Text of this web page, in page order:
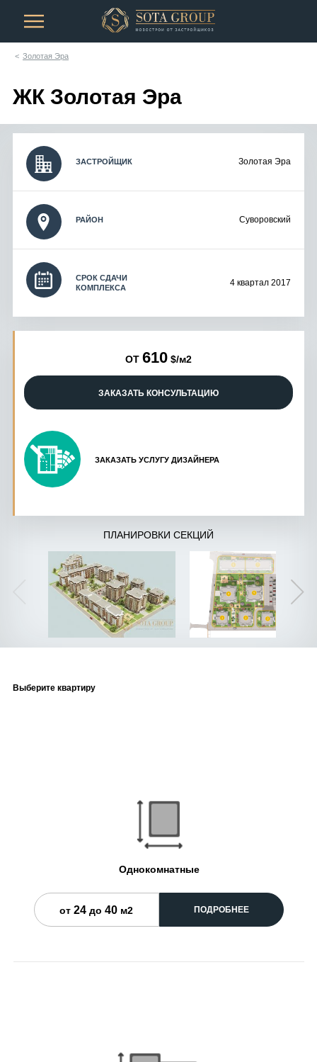
Золотая Эра
ЖК Золотая Эра
ЗАСТРОЙЩИК Золотая Эра
РАЙОН Суворовский
СРОК СДАЧИ
КОМПЛЕКСА
4 квартал 2017
ОТ 610 $/м2
ЗАКАЗАТЬ КОНСУЛЬТАЦИЮ
ЗАКАЗАТЬ УСЛУГУ ДИЗАЙНЕРА
ПЛАНИРОВКИ СЕКЦИЙ
Выберите квартиру
Однокомнатные
от24 до40 м2 ПОДРОБНЕЕ